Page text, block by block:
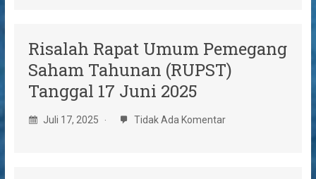
Risalah Rapat Umum Pemegang
Saham Tahunan (RUPST)
Tanggal 17 Juni 2025
Juli 17, 2025 Tidak Ada Komentar